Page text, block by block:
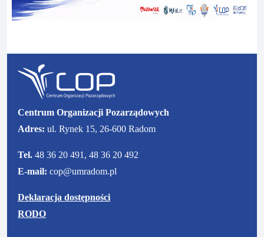
Centrum Organizacji Pozarządowych
Adres: ul. Rynek 15, 26-600 Radom
Tel. 48 36 20 491, 48 36 20 492
E-mail: cop@umradom.pl
Deklaracja dostępności
RODO